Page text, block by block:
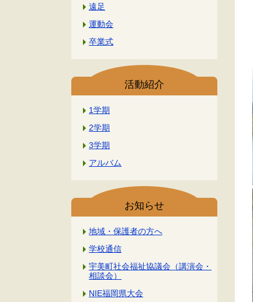
遠足
運動会
卒業式
活動紹介
1学期
2学期
3学期
アルバム
お知らせ
地域・保護者の方へ
学校通信
宇美町社会福祉協議会（講演会・
相談会）
NIE福岡県大会